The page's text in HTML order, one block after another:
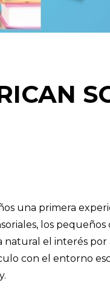
una primera
los
el interés
con el entorno